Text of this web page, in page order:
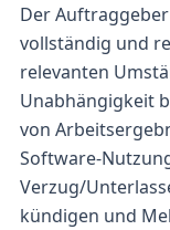
Der
vollständig und
relevanten
Unabhängigkeit
von
Software-
Verzug/
kündigen und